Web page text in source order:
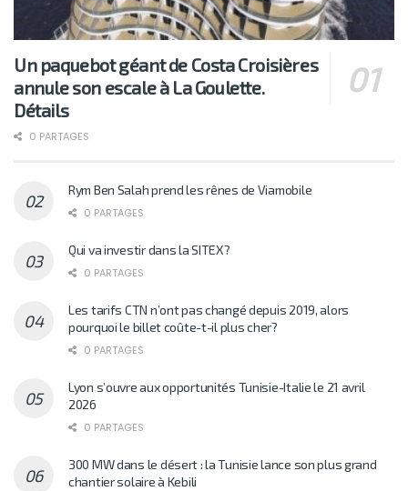
Un paquebot géant de Costa Croisières
annule son escale à La Goulette.
Détails
0 PARTAGES
Rym Ben Salah prend les rênes de Viamobile
0 PARTAGES
Qui va investir dans la SITEX?
0 PARTAGES
Les tarifs CTN n’ont pas changé depuis 2019, alors
pourquoi le billet coûte-t-il plus cher?
0 PARTAGES
Lyon s’ouvre aux opportunités Tunisie-Italie le 21 avril
2026
0 PARTAGES
300 MW dans le désert : la Tunisie lance son plus grand
chantier solaire à Kebili